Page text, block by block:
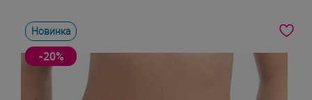
Новинка
-20%